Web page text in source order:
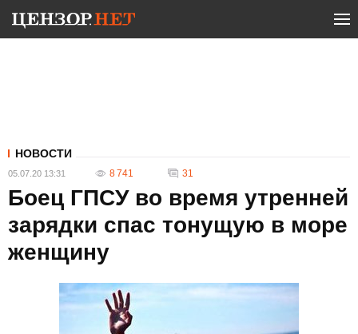
НОВОСТИ
05.07.20 13:31 8 741 31
Боец ГПСУ во время утренней
зарядки спас тонущую в море
женщину